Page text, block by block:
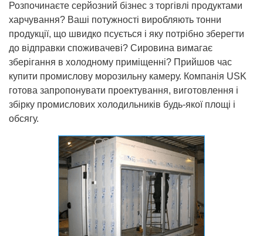
Розпочинаєте серйозний бізнес з торгівлі продуктами
харчування? Ваші потужності виробляють тонни
продукції, що швидко псується і яку потрібно зберегти
до відправки споживачеві? Сировина вимагає
зберігання в холодному приміщенні? Прийшов час
купити промислову морозильну камеру. Компанія USK
готова запропонувати проектування, виготовлення і
збірку промислових холодильників будь-якої площі і
обсягу.